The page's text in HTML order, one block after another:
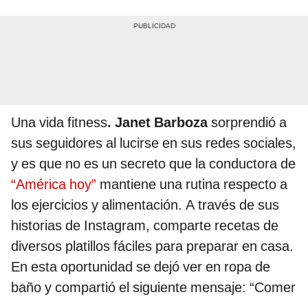
Una vida fitness. Janet Barbozasorprendió a
sus seguidores al lucirse en sus redes sociales,
y es que no es un secreto que la conductora de
“América hoy” mantiene una rutina respecto a
los ejercicios y alimentación. A través de sus
historias de Instagram, comparte recetas de
diversos platillos fáciles para preparar en casa.
En esta oportunidad se dejó ver en ropa de
baño y compartió el siguiente mensaje: “Comer